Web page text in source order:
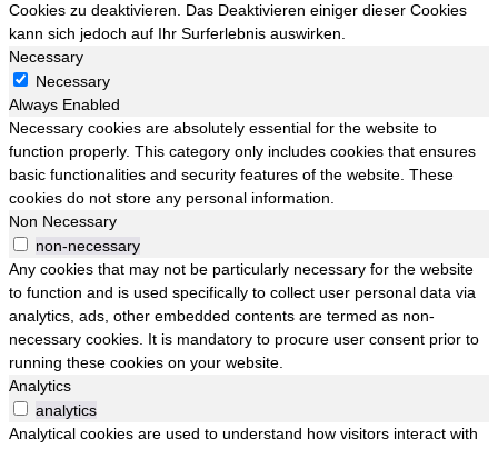
Cookies zu deaktivieren. Das Deaktivieren einiger dieser Cookies
kann sich jedoch auf Ihr Surferlebnis auswirken.
Necessary
Necessary
Always Enabled
Necessary cookies are absolutely essential for the website to
function properly. This category only includes cookies that ensures
basic functionalities and security features of the website. These
cookies do not store any personal information.
Non Necessary
non-necessary
Any cookies that may not be particularly necessary for the website
to function and is used specifically to collect user personal data via
analytics, ads, other embedded contents are termed as non-
necessary cookies. It is mandatory to procure user consent prior to
running these cookies on your website.
Analytics
analytics
Analytical cookies are used to understand how visitors interact with